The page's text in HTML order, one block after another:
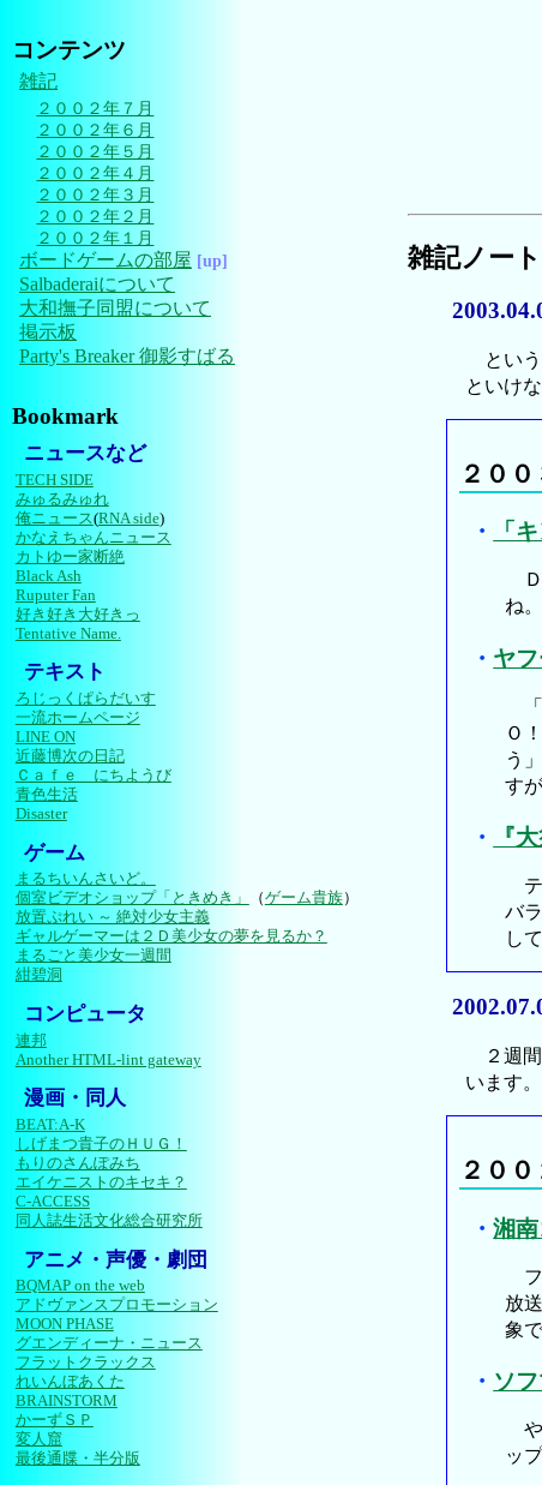
雑記ノー
という
といけ
２０
・ 「
Ｄ
ね
・ ヤ
「
Ｏ
う
す
・ 『
テ
バ
し
２週間
います
２０
・湘
フ
放
象で
・ ソ
や
ッ
コンテンツ
雑記
２００２年７月
２００２年６月
２００２年５月
２００２年４月
２００２年３月
２００２年２月
２００２年１月
ボードゲームの部屋 [up]
Salbaderaiについて
大和撫子同盟について
掲示板
Party's Breaker 御影すばる
Bookmark
ニュースなど
TECH SIDE
みゅるみゅれ
俺ニュース(RNA side)
かなえちゃんニュース
カトゆー家断絶
Black Ash
Ruputer Fan
好き好き大好きっ
Tentative Name.
テキスト
ろじっくぱらだいす
一流ホームページ
LINE ON
近藤博次の日記
Ｃａｆｅ にちようび
青色生活
Disaster
ゲーム
まるちいんさいど。
個室ビデオショップ「ときめき」
（ゲーム貴族）
放置ぷれい ～ 絶対少女主義
ギャルゲーマーは２Ｄ美少女の夢を見るか？
まるごと美少女一週間
紺碧洞
コンピュータ
連邦
Another HTML-lint gateway
漫画・同人
BEAT:A-K
しげまつ貴子のＨＵＧ！
もりのさんぽみち
エイケニストのキセキ？
C-ACCESS
同人誌生活文化総合研究所
アニメ・声優・劇団
BQMAP on the web
アドヴァンスプロモーション
MOON PHASE
グエンディーナ・ニュース
フラットクラックス
れいんぼあくた
BRAINSTORM
かーずＳＰ
変人窟
最後通牒・半分版